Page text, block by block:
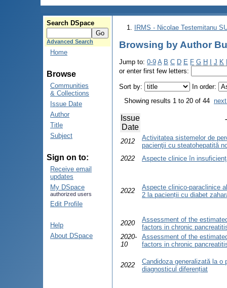
Search DSpace
Advanced Search
Home
Browse
Communities
& Collections
Issue Date
Author
Title
Subject
Sign on to:
Receive email
updates
My DSpace
authorized users
Edit Profile
Help
About DSpace
IRMS - Nicolae Testemitanu
Browsing by Author
Jump to: 0-9 A B C D E F G H J K
or enter first few letters:
Sort by:
In order:
Showing results 1 to 20 of 44
Issue
Date
2012
Activitatea sistemelor de
pacienţii cu steatohepatită
2022
Aspecte clinice în
2022
Aspecte clinico-paraclinice
2 la pacienții cu diabet
2020
Assessment of the
factors in chronic
2020-
10
Assessment of the
factors in chronic
2022
Candidoza generalizată la o
diagnosticul diferențiat